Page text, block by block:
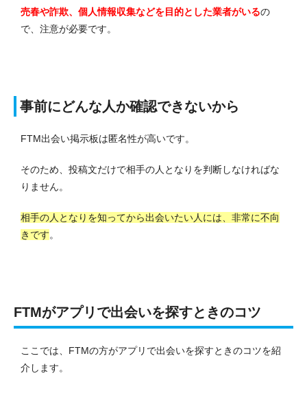
売春や詐欺、個人情報収集などを目的とした業者がいるの
で、注意が必要です。
事前にどんな人か確認できないから
FTM出会い掲示板は匿名性が高いです。
そのため、投稿文だけで相手の人となりを判断しなければな
りません。
相手の人となりを知ってから出会いたい人には、非常に不向
きです。
FTMがアプリで出会いを探すときのコツ
ここでは、FTMの方がアプリで出会いを探すときのコツを紹
介します。